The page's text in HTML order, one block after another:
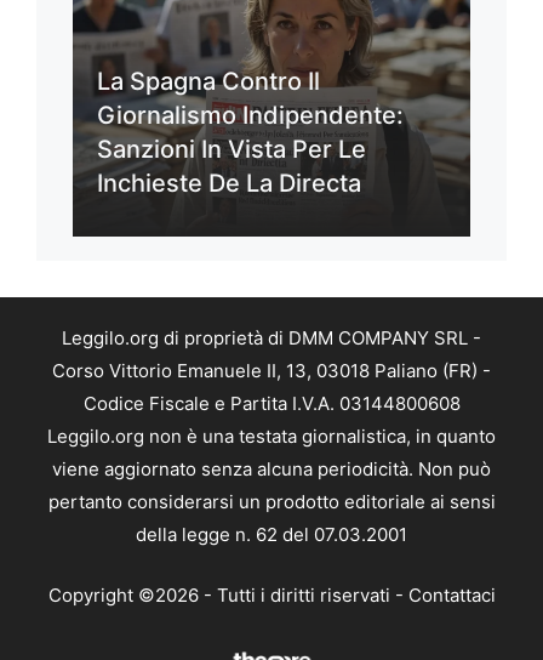
La Spagna Contro Il
Giornalismo Indipendente:
Sanzioni In Vista Per Le
Inchieste De La Directa
Leggilo.org di proprietà di DMM COMPANY SRL -
Corso Vittorio Emanuele II, 13, 03018 Paliano (FR) -
Codice Fiscale e Partita I.V.A. 03144800608
Leggilo.org non è una testata giornalistica, in quanto
viene aggiornato senza alcuna periodicità. Non può
pertanto considerarsi un prodotto editoriale ai sensi
della legge n. 62 del 07.03.2001
Copyright ©2026 - Tutti i diritti riservati - Contattaci